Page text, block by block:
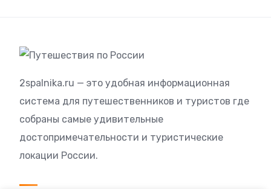
2spalnika.ru — это удобная информационная
система для путешественников и туристов где
собраны самые удивительные
достопримечательности и туристические
локации России.